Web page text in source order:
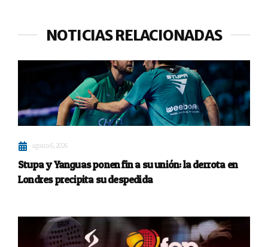
NOTICIAS RELACIONADAS
agosto 6, 2026
Stupa y Yanguas ponen fin a su unión: la derrota en
Londres precipita su despedida